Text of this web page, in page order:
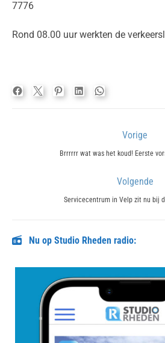
7776
Rond 08.00 uur werkten de
navigatie
Vorige
Previous
Brrrrrr wat was het koud! Eerste
Volgende
Next
Servicecentrum in Velp zit nu bij
Nu op Studio Rheden radio: